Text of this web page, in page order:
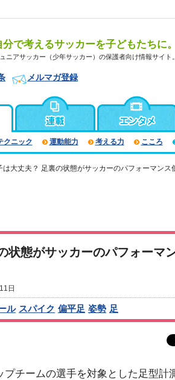
分で考えるサッカーを子どもたちに。
ニアサッカー（少年サッカー）の保護者向け情報サイト。
メルマガ登録
クニック 運動能力 考える力 こころ
は大丈夫？ 足裏の状態がサッカーのパフォーマンス
状態がサッカーのパフォーマ
日
ル スパイク 偏平足 姿勢 足
チームの選手を対象とした足型計